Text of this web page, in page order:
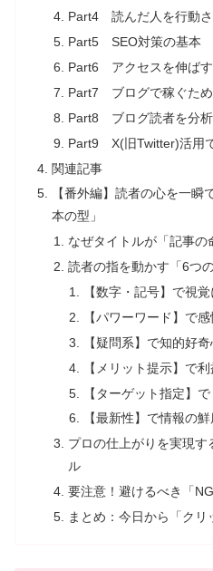
Part4 読んだ人を行動
Part5 SEO対策の基本
Part6 アクセスを伸ば
Part7 ブログで稼ぐた
Part8 ブログ読者を分
Part9 X(旧Twitter)活用
関連記事
【番外編】読者の心を一
本の型」
なぜタイトルが「記事の
読者の指を動かす「6つ
【数字・記号】で視
【パワーワード】で
【疑問系】で知的好
【メリット提示】で
【ターゲット指定】
【最新性】で情報の
プロの仕上がりを実現
ル
要注意！避けるべき「
まとめ：今日から「ク